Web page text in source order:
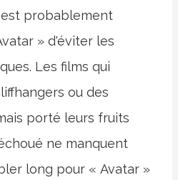
probablement
» d'éviter les
Les films qui
ou des
porté leurs fruits
ne manquent
long pour « Avatar »